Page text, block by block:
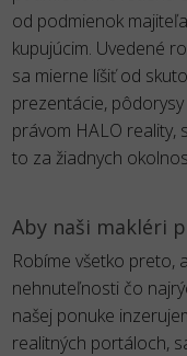
od podmienok
kupujúcim. Uvedené
sa mierne líšiť od
prezentácie,
právom HALO reality,
to za žiadnych
Aby naši makléri
Robíme všetko preto,
nehnuteľnosti čo
našej ponuke
realitných portáloch,